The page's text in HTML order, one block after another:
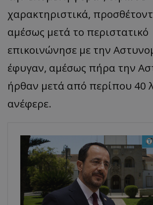
χαρακτηριστικά,
αμέσως μετά το περιστατικό
επικοινώνησε με την
έφυγαν, αμέσως πήρα την
ήρθαν μετά από περίπου 40
ανέφερε.